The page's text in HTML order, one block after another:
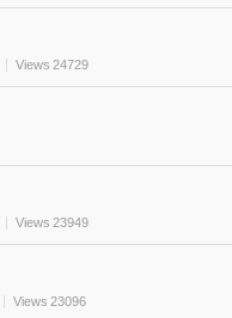
Views 24729
Views 23949
Views 23096